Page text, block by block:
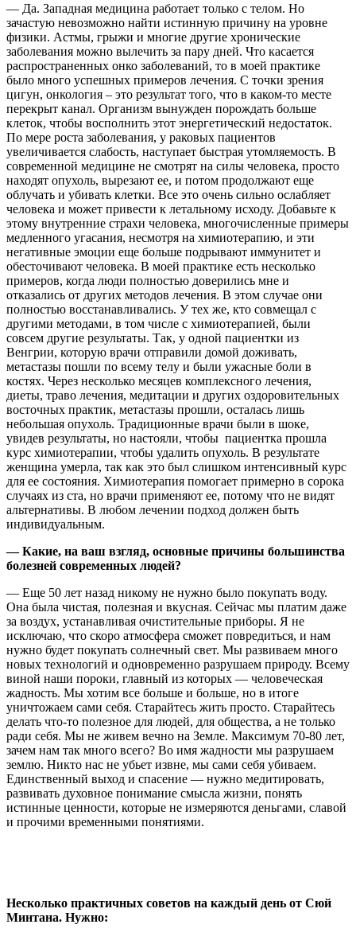
— Да. Западная медицина работает только с телом. Но
зачастую невозможно найти истинную причину на уровне
физики. Астмы, грыжи и многие другие хронические
заболевания можно вылечить за пару дней. Что касается
распространенных онко заболеваний, то в моей практике
было много успешных примеров лечения. С точки зрения
цигун, онкология – это результат того, что в каком-то месте
перекрыт канал. Организм вынужден порождать больше
клеток, чтобы восполнить этот энергетический недостаток.
По мере роста заболевания, у раковых пациентов
увеличивается слабость, наступает быстрая утомляемость. В
современной медицине не смотрят на силы человека, просто
находят опухоль, вырезают ее, и потом продолжают еще
облучать и убивать клетки. Все это очень сильно ослабляет
человека и может привести к летальному исходу. Добавьте к
этому внутренние страхи человека, многочисленные примеры
медленного угасания, несмотря на химиотерапию, и эти
негативные эмоции еще больше подрывают иммунитет и
обесточивают человека. В моей практике есть несколько
примеров, когда люди полностью доверились мне и
отказались от других методов лечения. В этом случае они
полностью восстанавливались. У тех же, кто совмещал с
другими методами, в том числе с химиотерапией, были
совсем другие результаты. Так, у одной пациентки из
Венгрии, которую врачи отправили домой доживать,
метастазы пошли по всему телу и были ужасные боли в
костях. Через несколько месяцев комплексного лечения,
диеты, траво лечения, медитации и других оздоровительных
восточных практик, метастазы прошли, осталась лишь
небольшая опухоль. Традиционные врачи были в шоке,
увидев результаты, но настояли, чтобы пациентка прошла
курс химиотерапии, чтобы удалить опухоль. В результате
женщина умерла, так как это был слишком интенсивный курс
для ее состояния. Химиотерапия помогает примерно в сорока
случаях из ста, но врачи применяют ее, потому что не видят
альтернативы. В любом лечении подход должен быть
индивидуальным.
— Какие, на ваш взгляд, основные причины большинства
болезней современных людей?
— Еще 50 лет назад никому не нужно было покупать воду.
Она была чистая, полезная и вкусная. Сейчас мы платим даже
за воздух, устанавливая очистительные приборы. Я не
исключаю, что скоро атмосфера сможет повредиться, и нам
нужно будет покупать солнечный свет. Мы развиваем много
новых технологий и одновременно разрушаем природу. Всему
виной наши пороки, главный из которых — человеческая
жадность. Мы хотим все больше и больше, но в итоге
уничтожаем сами себя. Старайтесь жить просто. Старайтесь
делать что-то полезное для людей, для общества, а не только
ради себя. Мы не живем вечно на Земле. Максимум 70-80 лет,
зачем нам так много всего? Во имя жадности мы разрушаем
землю. Никто нас не убьет извне, мы сами себя убиваем.
Единственный выход и спасение — нужно медитировать,
развивать духовное понимание смысла жизни, понять
истинные ценности, которые не измеряются деньгами, славой
и прочими временными понятиями.
Несколько практичных советов на каждый день от Сюй
Минтана. Нужно: